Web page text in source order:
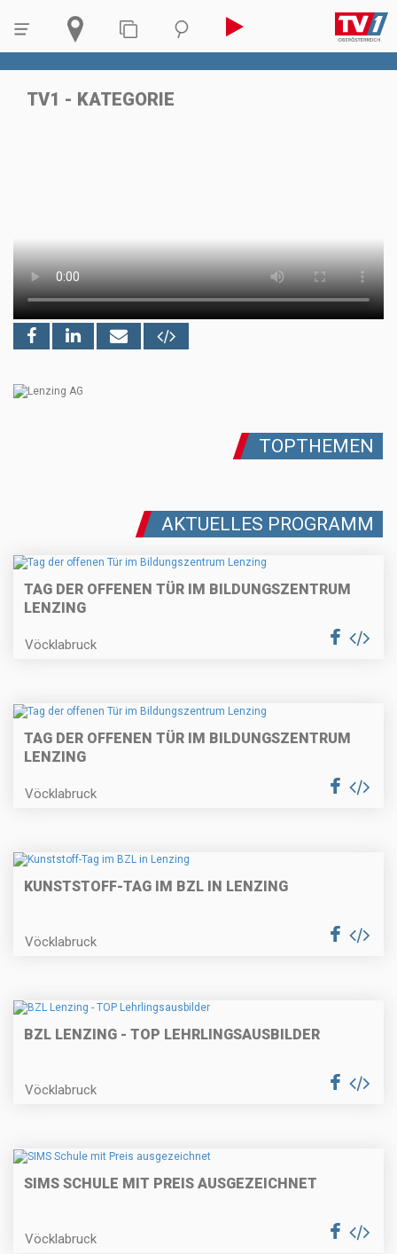
TV1 - KATEGORIE
TOPTHEMEN
AKTUELLES PROGRAMM
TAG DER OFFENEN TÜR IM BILDUNGSZENTRUM
LENZING
Vöcklabruck
TAG DER OFFENEN TÜR IM BILDUNGSZENTRUM
LENZING
Vöcklabruck
KUNSTSTOFF-TAG IM BZL IN LENZING
Vöcklabruck
BZL LENZING - TOP LEHRLINGSAUSBILDER
Vöcklabruck
SIMS SCHULE MIT PREIS AUSGEZEICHNET
Vöcklabruck